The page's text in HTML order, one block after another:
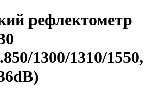
рефлектометр
1300/1310/1550,